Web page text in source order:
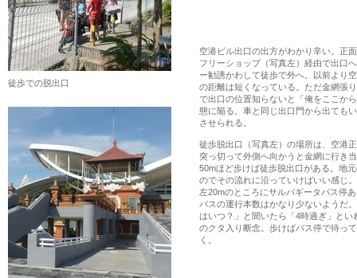
空港ビル出口の出方がわかり辛い。正
フリーショップ（写真左）経由で出口
ー勧誘かわして徒歩で外へ。以前より
の距離は短くなっている。ただ金網張
で出口の位置知らないと「俺をここか
態に陥る。車と同じ出口門から出ても
させられる。
徒歩脱出口（写真左）の場所は、空港
突っ切って外側へ向かうと金網に行き
50mほど歩けば徒歩脱出口がある。地
のでその流れに沿っていけばいい感じ
左20mのところにサルバギータバス停
バスの運行本数はかなり少ないようだ
はいつ？」と聞いたら「4時過ぎ」とい
のクタ入り断念。歩けばバス停で待っ
く。
徒歩での脱出口